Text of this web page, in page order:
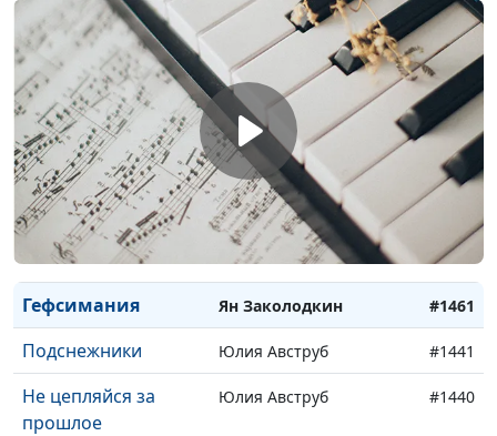
Библия
Анастасия Сергеева,
Сергей Парфёнов,
аккомпанемент
#1466
Я верю, я надеюсь Ян Заколодкин #1465
Путь Христа Ян Заколодкин #1464
Мир вам Ян Заколодкин
Любовь Христа Ян Заколодкин #1462
Гефсимания Ян Заколодкин #1461
Подснежники Юлия Авструб #1441
Не цепляйся за
прошлое
Юлия Авструб #1440